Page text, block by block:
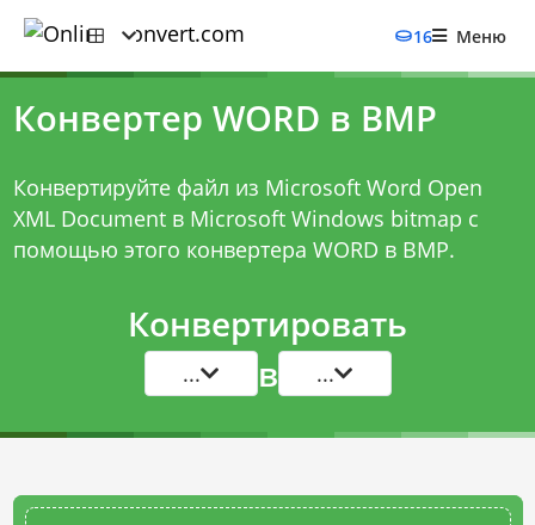
16 Меню
Конвертер WORD в BMP
Конвертируйте файл из Microsoft Word Open
XML Document в Microsoft Windows bitmap с
помощью этого конвертера WORD в BMP.
Конвертировать
... в ...